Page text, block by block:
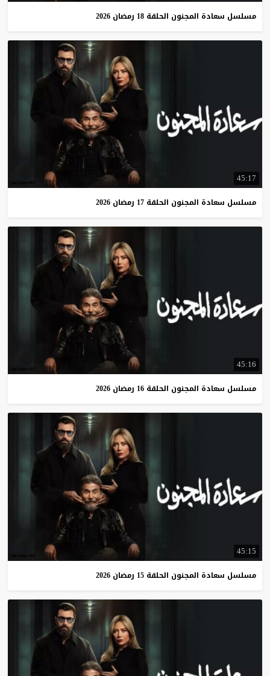
مسلسل سعادة المجنون الحلقة 18 رمضان 2026
45:17
مسلسل سعادة المجنون الحلقة 17 رمضان 2026
45:16
مسلسل سعادة المجنون الحلقة 16 رمضان 2026
45:15
مسلسل سعادة المجنون الحلقة 15 رمضان 2026